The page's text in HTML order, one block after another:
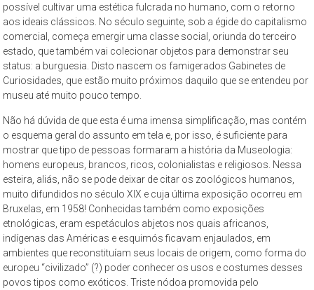
possível cultivar uma estética fulcrada no humano, com o retorno
aos ideais clássicos. No século seguinte, sob a égide do capitalismo
comercial, começa emergir uma classe social, oriunda do terceiro
estado, que também vai colecionar objetos para demonstrar seu
status: a burguesia. Disto nascem os famigerados Gabinetes de
Curiosidades, que estão muito próximos daquilo que se entendeu por
museu até muito pouco tempo.
Não há dúvida de que esta é uma imensa simplificação, mas contém
o esquema geral do assunto em tela e, por isso, é suficiente para
mostrar que tipo de pessoas formaram a história da Museologia:
homens europeus, brancos, ricos, colonialistas e religiosos. Nessa
esteira, aliás, não se pode deixar de citar os zoológicos humanos,
muito difundidos no século XIX e cuja última exposição ocorreu em
Bruxelas, em 1958! Conhecidas também como exposições
etnológicas, eram espetáculos abjetos nos quais africanos,
indígenas das Américas e esquimós ficavam enjaulados, em
ambientes que reconstituíam seus locais de origem, como forma do
europeu “civilizado” (?) poder conhecer os usos e costumes desses
povos tipos como exóticos. Triste nódoa promovida pelo